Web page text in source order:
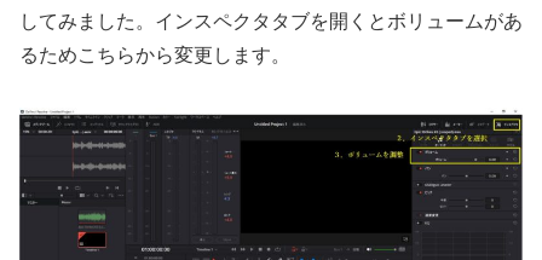
してみました。インスペクタタブを開くとボリュームがあ
るためこちらから変更します。